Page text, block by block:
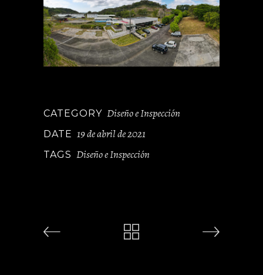
CATEGORY Diseño e Inspección
DATE 19 de abril de 2021
TAGS Diseño e Inspección